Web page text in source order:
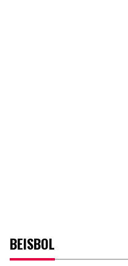
BEISBOL